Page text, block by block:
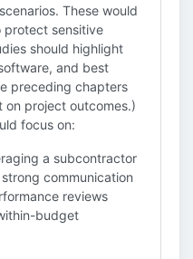
These would
protect sensitive
should highlight
and best
preceding chapters
on project outcomes.)
focus on:
a subcontractor
communication
reviews
budget